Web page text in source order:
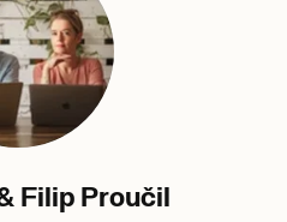
Filip Proučil